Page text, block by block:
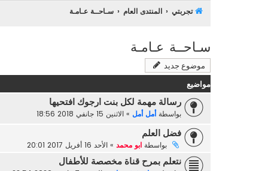
تجربتي المنتدى العام سـاحــة عـامـة
سـاحــة عـامـة
موضوع جديد
مواضيع
رسالة مهمة لكل بنت ارجوك افتحيها
بواسطةأمل أمل » الاثنين 15 جانفي 2018 18:56
فضل العلم
بواسطة ابو محمد » الأحد 16 أفريل 2017 20:01
نتعلم بمرح قناة مخصصة للأطفال